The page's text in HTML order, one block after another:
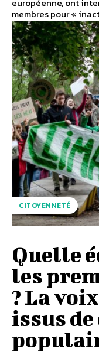
membres pour «
CITOYENNETÉ
Quelle
les
? La
issus